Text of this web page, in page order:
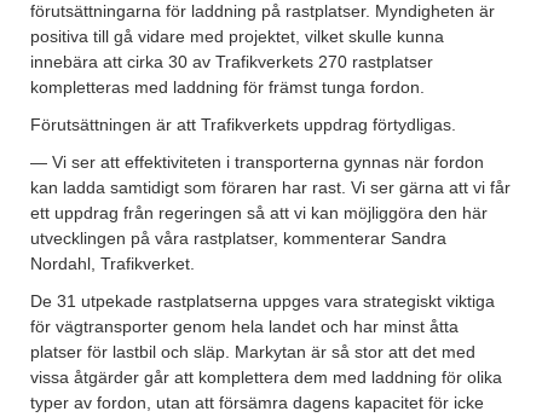
förutsättningarna för laddning på rastplatser. Myndigheten är
positiva till gå vidare med projektet, vilket skulle kunna
innebära att cirka 30 av Trafikverkets 270 rastplatser
kompletteras med laddning för främst tunga fordon.
Förutsättningen är att Trafikverkets uppdrag förtydligas.
— Vi ser att effektiviteten i transporterna gynnas när fordon
kan ladda samtidigt som föraren har rast. Vi ser gärna att vi får
ett uppdrag från regeringen så att vi kan möjliggöra den här
utvecklingen på våra rastplatser, kommenterar Sandra
Nordahl, Trafikverket.
De 31 utpekade rastplatserna uppges vara strategiskt viktiga
för vägtransporter genom hela landet och har minst åtta
platser för lastbil och släp. Markytan är så stor att det med
vissa åtgärder går att komplettera dem med laddning för olika
typer av fordon, utan att försämra dagens kapacitet för icke